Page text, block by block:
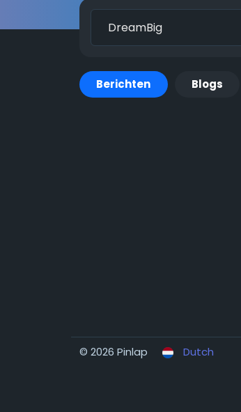
Berichten Blogs
© 2026 Pinlap Dutch